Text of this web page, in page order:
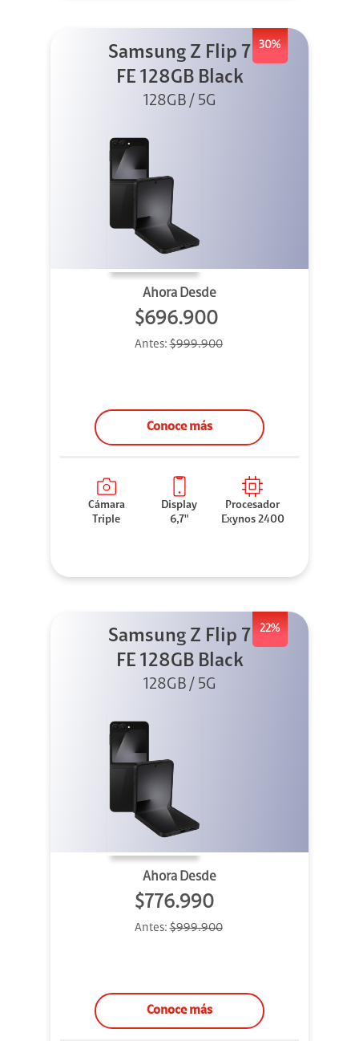
30%
Samsung Z Flip 7
FE 128GB Black
128GB / 5G
Ahora Desde
$696.900
Antes:$999.900
Conoce más
Cámara
Triple
Display
6,7"
Procesador
Exynos 2400
22%
Samsung Z Flip 7
FE 128GB Black
128GB / 5G
Ahora Desde
$776.990
Antes:$999.900
Conoce más